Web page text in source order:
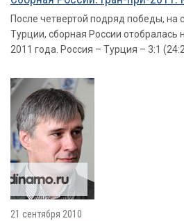
После четвертой подряд победы, на
Турции, сборная России отобралась
2011 года. Россия – Турция – 3:1
21 сентября 2010